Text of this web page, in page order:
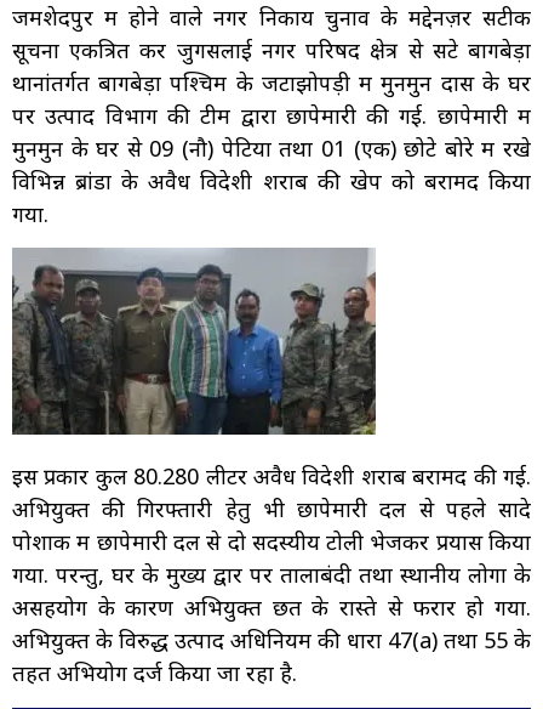
जमशेदपुर में होने वाले नगर निकाय चुनाव के मद्देनज़र सटीक
सूचना एकत्रित कर जुगसलाई नगर परिषद क्षेत्र से सटे बागबेड़ा
थानांतर्गत बागबेड़ा पश्चिम के जटाझोपड़ी में मुनमुन दास के घर
पर उत्पाद विभाग की टीम द्वारा छापेमारी की गई. छापेमारी में
मुनमुन के घर से 09 (नौ) पेटियों तथा 01 (एक) छोटे बोरे में रखे
विभिन्न ब्रांडों के अवैध विदेशी शराब की खेप को बरामद किया
गया.
इस प्रकार कुल 80.280 लीटर अवैध विदेशी शराब बरामद की गई.
अभियुक्त की गिरफ्तारी हेतु भी छापेमारी दल से पहले सादे
पोशाक में छापेमारी दल से दो सदस्यीय टोली भेजकर प्रयास किया
गया. परन्तु, घर के मुख्य द्वार पर तालाबंदी तथा स्थानीय लोगों के
असहयोग के कारण अभियुक्त छत के रास्ते से फरार हो गया.
अभियुक्त के विरुद्ध उत्पाद अधिनियम की धारा 47(a) तथा 55 के
तहत अभियोग दर्ज किया जा रहा है.